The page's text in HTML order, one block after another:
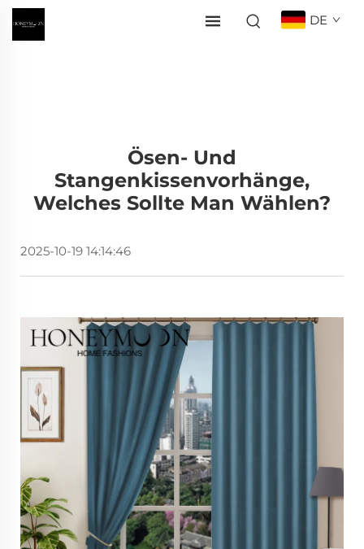
DE
Ösen- Und
Stangenkissenvorhänge,
Welches Sollte Man Wählen?
2025-10-19 14:14:46